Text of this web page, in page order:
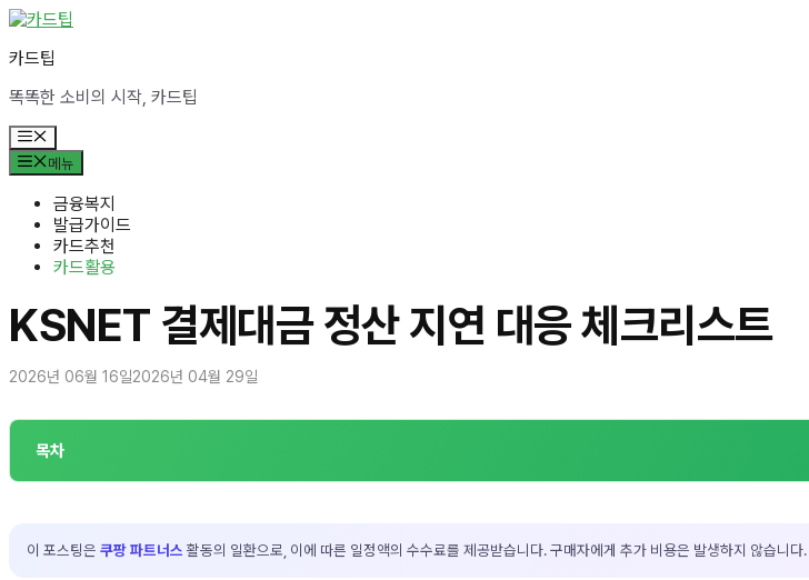
컨
츠
건
너
뛰
기
카드팁
똑똑한 소비의 시작, 카드팁
메
뉴
메뉴
금융복지
발급가이드
카드추천
카드활용
KSNET 결제대금 정산 지연 대응 체크리스트
2026년 06월 16일2026년 04월 29일
목차
이 포스팅은 쿠팡 파트너스 활동의 일환으로, 이에 따른 일정액의 수수료를 제공받습니다. 구매자에게 추가 비용은 발생하지 않습니다.